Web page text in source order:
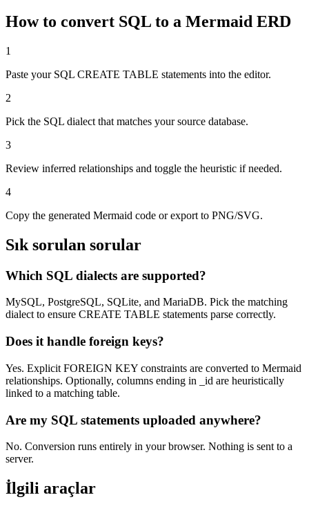
How to convert SQL to a Mermaid ERD
1
Paste your SQL CREATE TABLE statements into the editor.
2
Pick the SQL dialect that matches your source database.
3
Review inferred relationships and toggle the heuristic if needed.
4
Copy the generated Mermaid code or export to PNG/SVG.
Sık sorulan sorular
Which SQL dialects are supported?
MySQL, PostgreSQL, SQLite, and MariaDB. Pick the matching
dialect to ensure CREATE TABLE statements parse correctly.
Does it handle foreign keys?
Yes. Explicit FOREIGN KEY constraints are converted to Mermaid
relationships. Optionally, columns ending in _id are heuristically
linked to a matching table.
Are my SQL statements uploaded anywhere?
No. Conversion runs entirely in your browser. Nothing is sent to a
server.
İlgili araçlar